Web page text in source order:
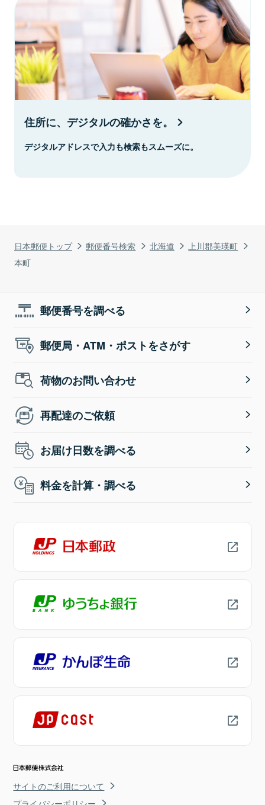
日本郵便トップ 郵便番号検索 北海道
上川郡美瑛町
本町
住所に、デジタルの確かさを。
デジタルアドレスで入力も検索もスムーズに。
郵便番号を調べる
郵便局・ATM・ポストをさがす
荷物のお問い合わせ
再配達のご依頼
お届け日数を調べる
料金を計算・調べる
サイトのご利用について